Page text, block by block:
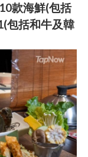
款海鮮(包括
包括和牛及韓